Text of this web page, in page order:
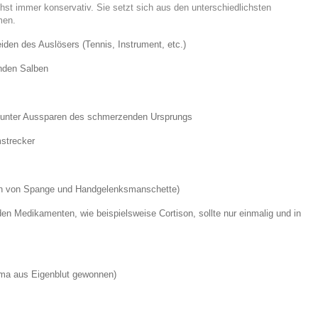
immer konservativ. Sie setzt sich aus den unterschiedlichsten
des Auslösers (Tennis, Instrument, etc.)
Salben
Aussparen des schmerzenden Ursprungs
Spange und Handgelenksmanschette)
Medikamenten, wie beispielsweise Cortison, sollte nur einmalig und in
aus Eigenblut gewonnen)